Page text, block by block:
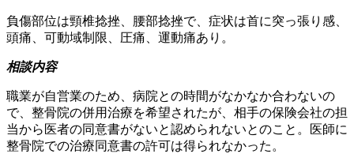
負傷部位は頸椎捻挫、腰部捻挫で、症状は首に突っ張り感、
頭痛、可動域制限、圧痛、運動痛あり。
相談内容
職業が自営業のため、病院との時間がなかなか合わないの
で、整骨院の併用治療を希望されたが、相手の保険会社の担
当から医者の同意書がないと認められないとのこと。医師に
整骨院での治療同意書の許可は得られなかった。